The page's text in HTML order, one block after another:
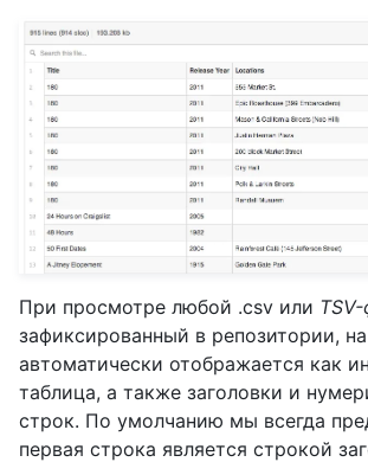
При просмотре любой .csv или
зафиксированный в репозитории,
автоматически отображается как
таблица, а также заголовки и
строк. По умолчанию мы всегда
первая строка является строкой